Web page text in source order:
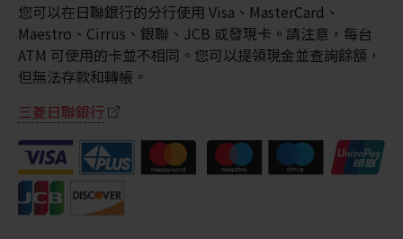
您可以在日聯銀行的分行使用 Visa、MasterCard、
Maestro、Cirrus、銀聯、JCB 或發現卡。請注意，每台
ATM 可使用的卡並不相同。您可以提領現金並查詢餘額，
但無法存款和轉帳。
三菱日聯銀行